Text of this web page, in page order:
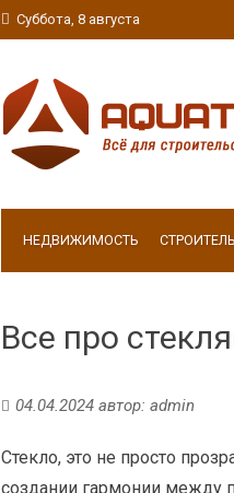
Суббота, 8 августа
НЕДВИЖИМОСТЬ
Все про
04.04.2024 автор: admin
Стекло, это не просто
создании гармонии между